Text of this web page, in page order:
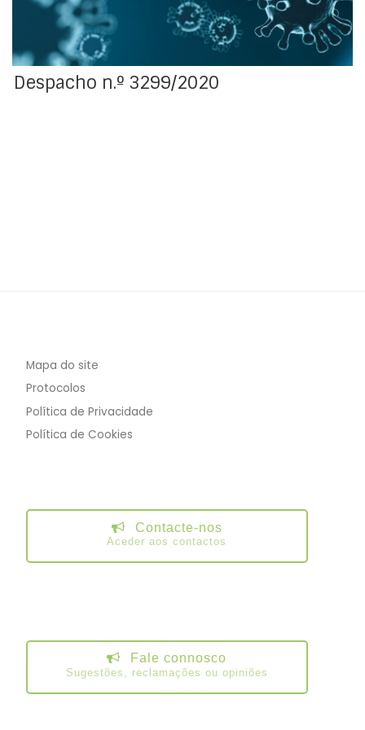
Despacho n.º 3299/2020
Mapa do site
Protocolos
Política de Privacidade
Política de Cookies
Contacte-nos
Aceder aos contactos
Fale connosco
Sugestões, reclamações ou opiniões